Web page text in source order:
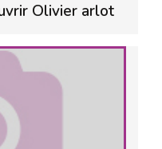
Olivier arlot